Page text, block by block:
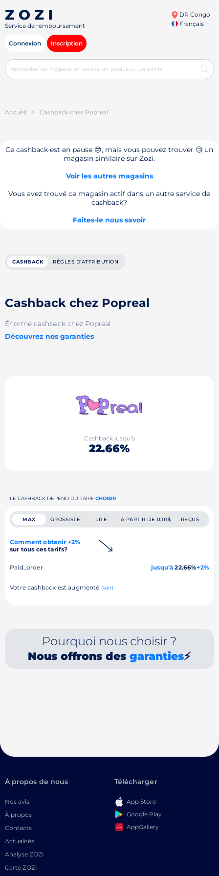
Service de remboursement
DR Congo
Français
Connexion Inscription
Accueil > Cashback chez Popreal
Ce cashback est en pause 😔, mais vous pouvez trouver 🧐 un
magasin similaire sur Zozi.
Voir les autres magasins
Vous avez trouvé ce magasin actif dans un autre service de
cashback?
Faites-le nous savoir
CASHBACK RÈGLES D'ATTRIBUTION
Cashback chez Popreal
Énorme cashback chez Popreal
Découvrez nos garanties
Cashback jusqu'à
22.66%
LE CASHBACK DÉPEND DU TARIF CHOISIR
MAX GROSSISTE LITE À PARTIR DE 0,01$ REÇUS
Comment obtenir +2%
sur tous ces tarifs?
Paid_order jusqu'à 22.66%+2%
Votre cashback est augmenté (voir)
Pourquoi nous choisir ?
Nous offrons desgaranties⚡
À propos de nous
Nos avis
À propos
Contacts
Actualités
Analyse ZOZI
Carte ZOZI
Télécharger
App Store
Google Play
AppGallery